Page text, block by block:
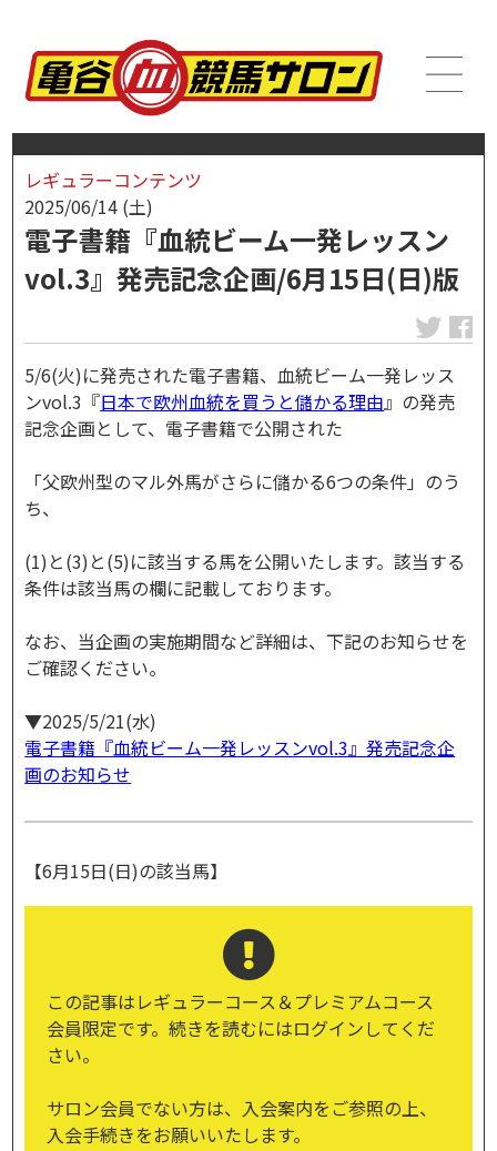
レギュラーコンテンツ
2025/06/14 (土)
電子書籍『血統ビーム一発レッスン
vol.3』発売記念企画/6月15日(日)版
5/6(火)に発売された電子書籍、血統ビーム一発レッス
ンvol.3『日本で欧州血統を買うと儲かる理由』の発売
記念企画として、電子書籍で公開された
「父欧州型のマル外馬がさらに儲かる6つの条件」のう
ち、
(1)と(3)と(5)に該当する馬を公開いたします。該当する
条件は該当馬の欄に記載しております。
なお、当企画の実施期間など詳細は、下記のお知らせを
ご確認ください。
▼2025/5/21(水)
電子書籍『血統ビーム一発レッスンvol.3』発売記念企
画のお知らせ
【6月15日(日)の該当馬】
この記事はレギュラーコース＆プレミアムコース
会員限定です。続きを読むにはログインしてくだ
さい。
サロン会員でない方は、入会案内をご参照の上、
入会手続きをお願いいたします。